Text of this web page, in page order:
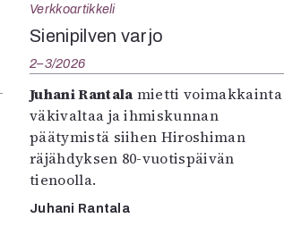
Verkkoartikkeli
Sienipilven varjo
2–3/2026
Juhani Rantala mietti voimakkainta
väkivaltaa ja ihmiskunnan
päätymistä siihen Hiroshiman
räjähdyksen 80-vuotispäivän
tienoolla.
Juhani Rantala